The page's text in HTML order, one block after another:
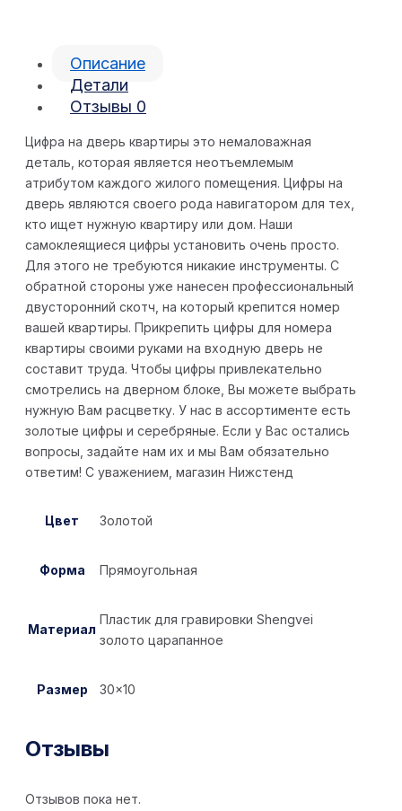
Описание
Детали
Отзывы 0
Цифра на дверь квартиры это немаловажная
деталь, которая является неотъемлемым
атрибутом каждого жилого помещения. Цифры на
дверь являются своего рода навигатором для тех,
кто ищет нужную квартиру или дом. Наши
самоклеящиеся цифры установить очень просто.
Для этого не требуются никакие инструменты. С
обратной стороны уже нанесен профессиональный
двусторонний скотч, на который крепится номер
вашей квартиры. Прикрепить цифры для номера
квартиры своими руками на входную дверь не
составит труда. Чтобы цифры привлекательно
смотрелись на дверном блоке, Вы можете выбрать
нужную Вам расцветку. У нас в ассортименте есть
золотые цифры и серебряные. Если у Вас остались
вопросы, задайте нам их и мы Вам обязательно
ответим! С уважением, магазин Нижстенд
Цвет Золотой
Форма Прямоугольная
Материал
Пластик для гравировки Shengvei
золото царапанное
Размер 30×10
Отзывы
Отзывов пока нет.